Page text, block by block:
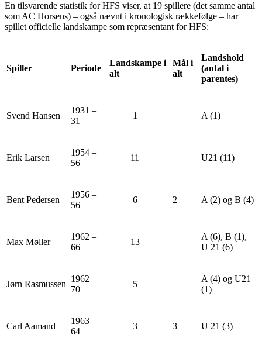
En tilsvarende statistik for HFS viser, at 19 spillere (det samme antal
som AC Horsens) – også nævnt i kronologisk rækkefølge – har
spillet officielle landskampe som repræsentant for HFS:
Spiller Periode
Landskampe i
alt
Mål i
alt
Landshold
(antal i
parentes)
Svend Hansen
1931 –
31
1 A (1)
Erik Larsen
1954 –
56
11 U21 (11)
Bent Pedersen
1956 –
56
6 2 A (2) og B (4)
Max Møller
1962 –
66
13
A (6), B (1),
U 21 (6)
Jørn Rasmussen
1962 –
70
5
A (4) og U21
(1)
Carl Aamand
1963 –
64
3 3 U 21 (3)